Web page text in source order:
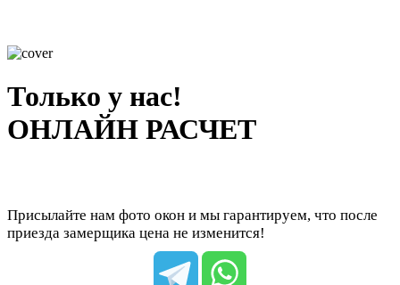
Только у нас!
ОНЛАЙН РАСЧЕТ
Присылайте нам фото окон и мы гарантируем, что после
приезда замерщика цена не изменится!